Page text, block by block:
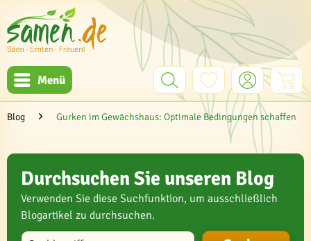
Menü
Blog Gurken im Gewächshaus: Optimale Bedingungen schaffen
Durchsuchen Sie unseren Blog
Verwenden Sie diese Suchfunktion, um ausschließlich
Blogartikel zu durchsuchen.
Blog durchsuchen